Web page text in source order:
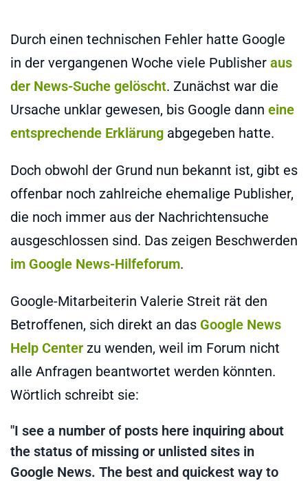
Durch einen technischen Fehler hatte Google
in der vergangenen Woche viele Publisher aus
der News-Suche gelöscht. Zunächst war die
Ursache unklar gewesen, bis Google dann eine
entsprechende Erklärung abgegeben hatte.
Doch obwohl der Grund nun bekannt ist, gibt es
offenbar noch zahlreiche ehemalige Publisher,
die noch immer aus der Nachrichtensuche
ausgeschlossen sind. Das zeigen Beschwerden
im Google News-Hilfeforum.
Google-Mitarbeiterin Valerie Streit rät den
Betroffenen, sich direkt an das Google News
Help Center zu wenden, weil im Forum nicht
alle Anfragen beantwortet werden könnten.
Wörtlich schreibt sie:
"I see a number of posts here inquiring about
the status of missing or unlisted sites in
Google News. The best and quickest way to